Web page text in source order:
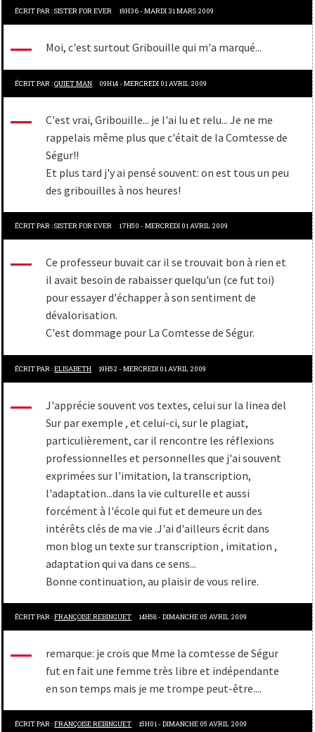
ÉCRIT PAR :SISTER FOR EVER 19H36-MARDI 31MARS 2009
Moi, c'est surtout Gribouille qui m'a marqué...
ÉCRIT PAR :QUIET MAN 09H14-MERCREDI 01AVRIL 2009
C'est vrai, Gribouille... je l'ai lu et relu... Je ne me
rappelais même plus que c'était de la Comtesse de
Ségur!!
Et plus tard j'y ai pensé souvent: on est tous un peu
des gribouilles à nos heures!
ÉCRIT PAR :SISTER FOR EVER 17H50 -MERCREDI 01AVRIL 2009
Ce professeur buvait car il se trouvait bon à rien et
il avait besoin de rabaisser quelqu'un (ce fut toi)
pour essayer d'échapper à son sentiment de
dévalorisation.
C'est dommage pour La Comtesse de Ségur.
ÉCRIT PAR :ELISABETH 19H52 -MERCREDI 01 AVRIL 2009
J'apprécie souvent vos textes, celui sur la linea del
Sur par exemple , et celui-ci, sur le plagiat,
particulièrement, car il rencontre les réflexions
professionnelles et personnelles que j'ai souvent
exprimées sur l'imitation, la transcription,
l'adaptation...dans la vie culturelle et aussi
forcément à l'école qui fut et demeure un des
intérêts clés de ma vie .J'ai d'ailleurs écrit dans
mon blog un texte sur transcription , imitation ,
adaptation qui va dans ce sens...
Bonne continuation, au plaisir de vous relire.
ÉCRIT PAR :FRANÇOISE REBINGUET 14H58-DIMANCHE 05 AVRIL 2009
remarque: je crois que Mme la comtesse de Ségur
fut en fait une femme très libre et indépendante
en son temps mais je me trompe peut-être....
ÉCRIT PAR :FRANÇOISE REBINGUET 15H01-DIMANCHE 05 AVRIL 2009